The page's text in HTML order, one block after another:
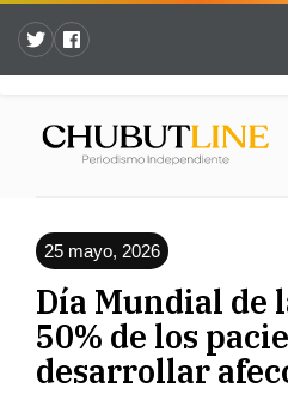
25 mayo, 2026
Día Mundial de
50% de los
desarrollar